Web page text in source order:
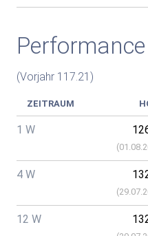
(Vorjahr 117.21)
ZEITRAUM
1 W
(
4 W
(
12 W